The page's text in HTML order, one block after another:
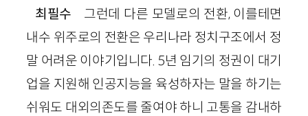
최필수 그런데 다른 모델로의 전환, 이를테면
내수 위주로의 전환은 우리나라 정치구조에서 정
말 어려운 이야기입니다. 5년 임기의 정권이 대기
업을 지원해 인공지능을 육성하자는 말을 하기는
쉬워도 대외의존도를 줄여야 하니 고통을 감내하